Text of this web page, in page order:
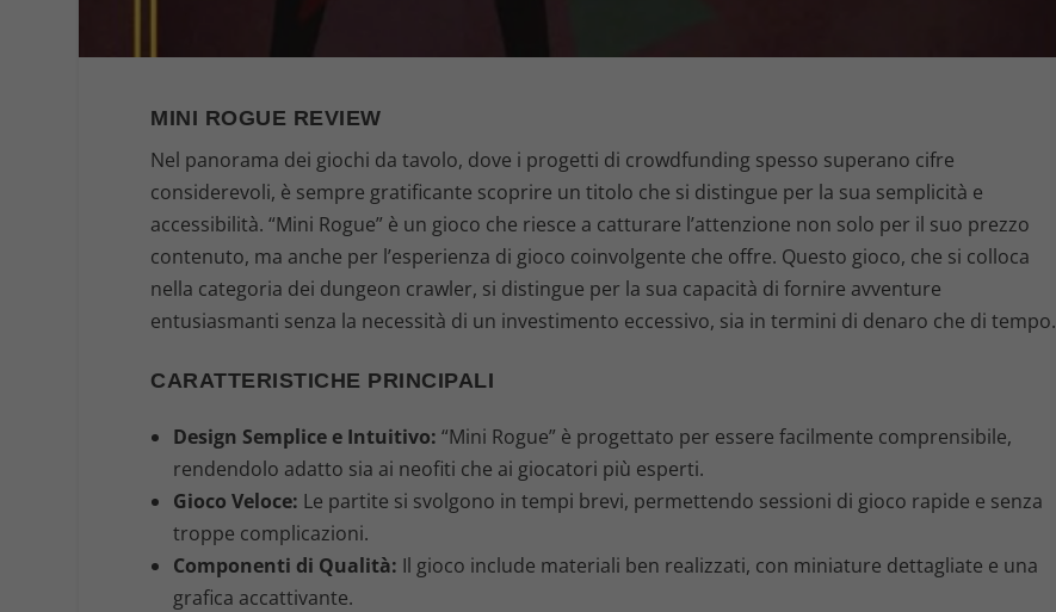
MINI ROGUE REVIEW
Nel panorama dei giochi da tavolo, dove i progetti di crowdfunding spesso superano cifre
considerevoli, è sempre gratificante scoprire un titolo che si distingue per la sua semplicità e
accessibilità. “Mini Rogue” è un gioco che riesce a catturare l’attenzione non solo per il suo prezzo
contenuto, ma anche per l’esperienza di gioco coinvolgente che offre. Questo gioco, che si colloca
nella categoria dei dungeon crawler, si distingue per la sua capacità di fornire avventure
entusiasmanti senza la necessità di un investimento eccessivo, sia in termini di denaro che di tempo.
CARATTERISTICHE PRINCIPALI
Design Semplice e Intuitivo: “Mini Rogue” è progettato per essere facilmente comprensibile,
rendendolo adatto sia ai neofiti che ai giocatori più esperti.
Gioco Veloce: Le partite si svolgono in tempi brevi, permettendo sessioni di gioco rapide e senza
troppe complicazioni.
Componenti di Qualità: Il gioco include materiali ben realizzati, con miniature dettagliate e una
grafica accattivante.